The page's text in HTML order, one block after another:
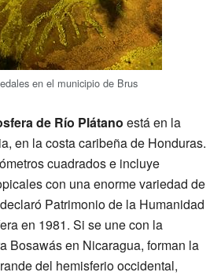
en el municipio de Brus
de Río Plátano está en la
en la costa caribeña de Honduras.
cuadrados e incluye
con una enorme variedad de
Patrimonio de la Humanidad
en 1981. Si se une con la
Bosawás en Nicaragua, forman la
del hemisferio occidental,